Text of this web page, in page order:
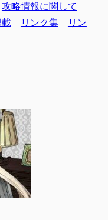
攻略情報に関して
載 リンク集
リン